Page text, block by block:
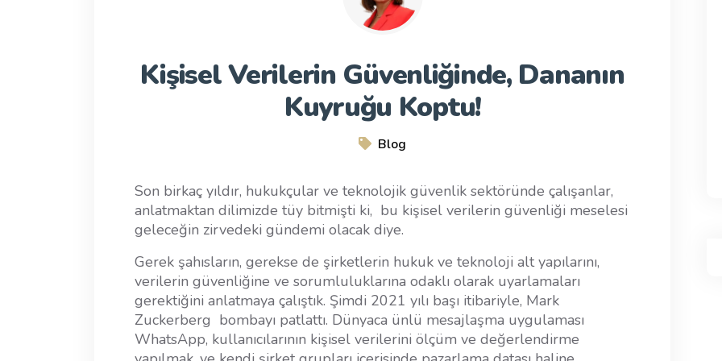
Kişisel Verilerin Güvenliğinde, Dananın
Kuyruğu Koptu!
Blog
Son birkaç yıldır, hukukçular ve teknolojik güvenlik sektöründe çalışanlar,
anlatmaktan dilimizde tüy bitmişti ki, bu kişisel verilerin güvenliği meselesi
geleceğin zirvedeki gündemi olacak diye.
Gerek şahısların, gerekse de şirketlerin hukuk ve teknoloji alt yapılarını,
verilerin güvenliğine ve sorumluluklarına odaklı olarak uyarlamaları
gerektiğini anlatmaya çalıştık. Şimdi 2021 yılı başı itibariyle, Mark
Zuckerberg bombayı patlattı. Dünyaca ünlü mesajlaşma uygulaması
WhatsApp, kullanıcılarının kişisel verilerini ölçüm ve değerlendirme